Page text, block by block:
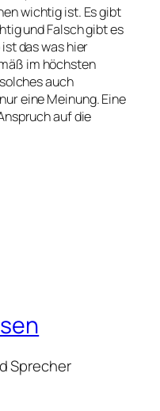
wichtig ist. Es gibt
und Falsch gibt es
das was hier
im höchsten
auch
eine Meinung. Eine
auf die
Sprecher